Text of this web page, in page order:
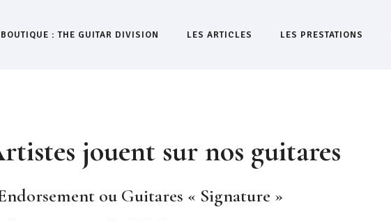
: THE GUITAR DIVISION LES ARTICLES LES PRESTATIONS
jouent sur nos guitares
ou Guitares « Signature »